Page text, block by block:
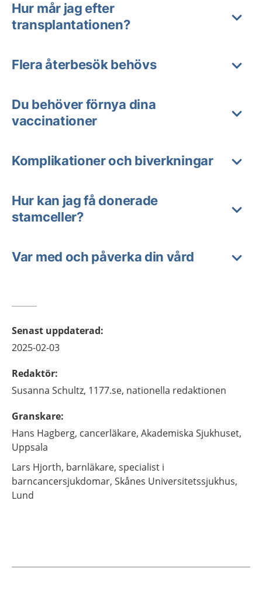
Hur mår jag efter
transplantationen?
Flera återbesök behövs
Du behöver förnya dina
vaccinationer
Komplikationer och biverkningar
Hur kan jag få donerade
stamceller?
Var med och påverka din vård
Senast uppdaterad:
2025-02-03
Redaktör:
Susanna Schultz, 1177.se, nationella redaktionen
Granskare:
Hans Hagberg, cancerläkare, Akademiska Sjukhuset,
Uppsala
Lars Hjorth, barnläkare, specialist i
barncancersjukdomar, Skånes Universitetssjukhus,
Lund